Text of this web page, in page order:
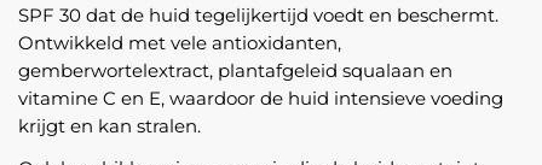
SPF 30 dat de huid tegelijkertijd voedt en beschermt.
Ontwikkeld met vele antioxidanten,
gemberwortelextract, plantafgeleid squalaan en
vitamine C en E, waardoor de huid intensieve voeding
krijgt en kan stralen.